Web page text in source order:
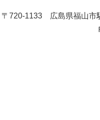
〒720-1133 広島県福山市